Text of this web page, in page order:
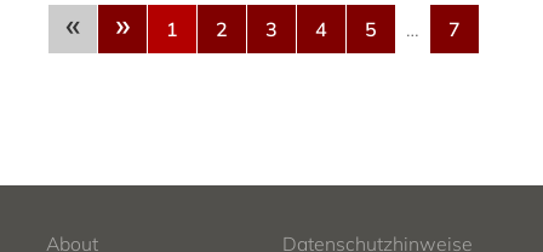
« » 1 2 3 4 5 … 7
About Datenschutzhinweise